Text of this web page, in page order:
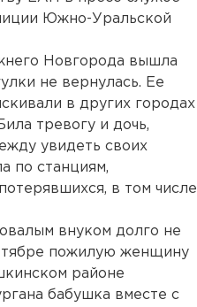
Южно-Уральской
Новгорода вышла
не вернулась. Ее
в других городах
тревогу и дочь,
увидеть своих
по станциям,
в том числе
внуком долго не
пожилую женщину
районе
бабушка вместе с